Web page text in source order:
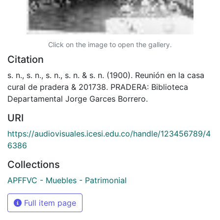
Click on the image to open the gallery.
Citation
s. n., s. n., s. n., s. n. & s. n. (1900). Reunión en la casa
cural de pradera & 201738. PRADERA: Biblioteca
Departamental Jorge Garces Borrero.
URI
https://audiovisuales.icesi.edu.co/handle/123456789/4
6386
Collections
APFFVC - Muebles - Patrimonial
Full item page